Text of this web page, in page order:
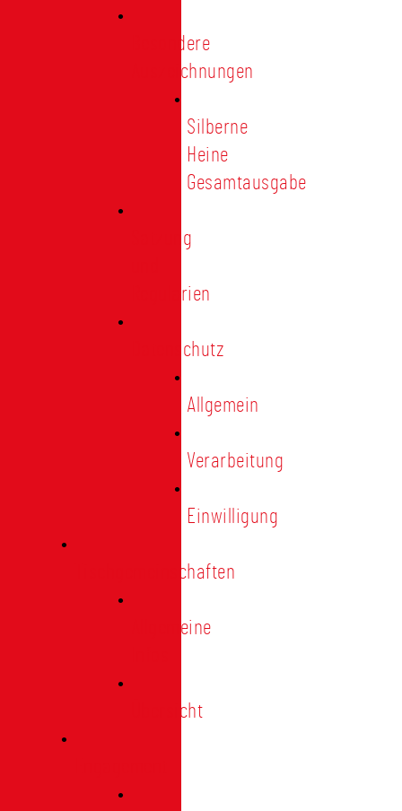
Besondere
Auszeichnungen
Silberne
Heine
Gesamtausgabe
Satzung
Regularien
Datenschutz
Allgemein
Verarbeitung
Einwilligung
Tischgemeinschaften
Allgemeine
Übersicht